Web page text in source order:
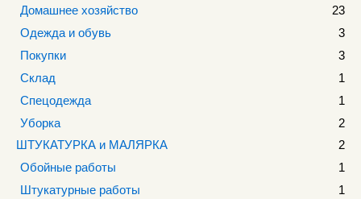
Домашнее хозяйство
23
Одежда и обувь
3
Покупки
3
Склад
1
Спецодежда
1
Уборка
2
ШТУКАТУРКА и МАЛЯРКА
2
Обойные работы
1
Штукатурные работы
1